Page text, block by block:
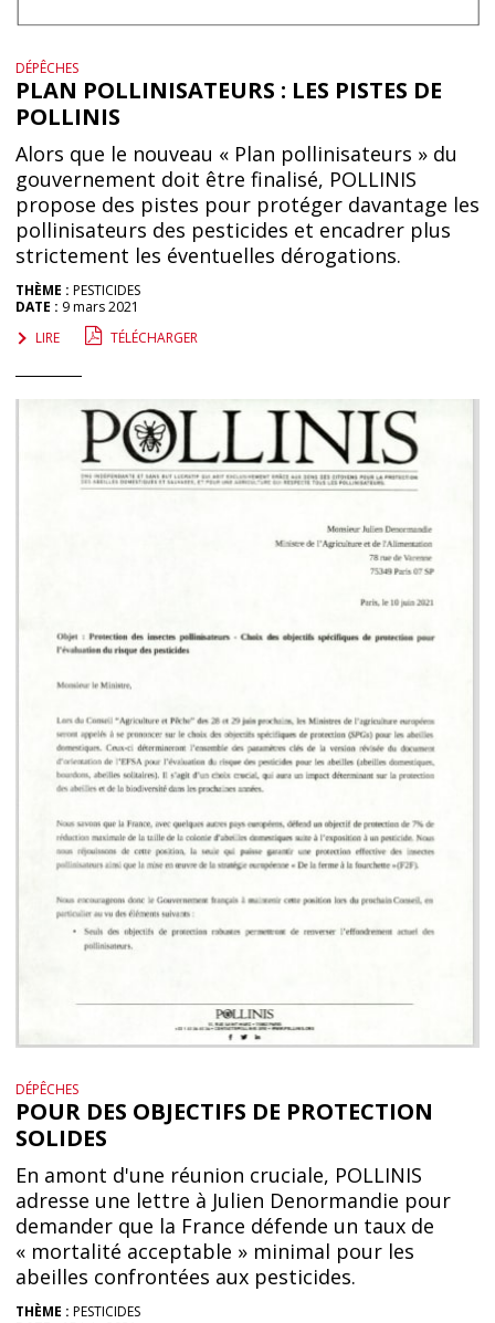
DÉPÊCHES
PLAN POLLINISATEURS : LES PISTES DE
POLLINIS
Alors que le nouveau « Plan pollinisateurs » du
gouvernement doit être finalisé, POLLINIS
propose des pistes pour protéger davantage les
pollinisateurs des pesticides et encadrer plus
strictement les éventuelles dérogations.
THÈME : PESTICIDES
DATE : 9 mars 2021
LIRE
TÉLÉCHARGER
DÉPÊCHES
POUR DES OBJECTIFS DE PROTECTION
SOLIDES
En amont d'une réunion cruciale, POLLINIS
adresse une lettre à Julien Denormandie pour
demander que la France défende un taux de
« mortalité acceptable » minimal pour les
abeilles confrontées aux pesticides.
THÈME : PESTICIDES